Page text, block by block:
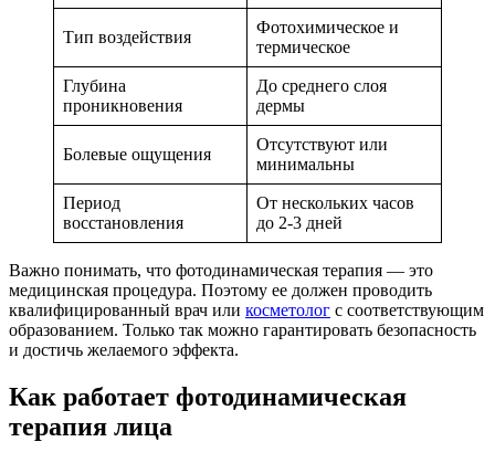
Тип воздействия
Фотохимическое и
термическое
Глубина
проникновения
До среднего слоя
дермы
Болевые ощущения
Отсутствуют или
минимальны
Период
восстановления
От нескольких часов
до 2-3 дней
Важно понимать, что фотодинамическая терапия — это
медицинская процедура. Поэтому ее должен проводить
квалифицированный врач или косметолог с соответствующим
образованием. Только так можно гарантировать безопасность
и достичь желаемого эффекта.
Как работает фотодинамическая
терапия лица